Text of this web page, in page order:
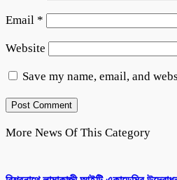
Email *
Website
Save my name, email, and
More News Of This Category